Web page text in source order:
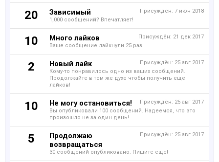
20 Присуждён: 7 июн 2018
Зависимый
1,000 сообщений? Впечатляет!
10 Присуждён: 21 дек 2017
Много лайков
Ваше сообщение лайкнули 25 раз.
2 Присуждён: 25 авг 2017
Новый лайк
Кому-то понравилось одно из ваших сообщений.
Продолжайте в том же духе чтобы получить еще
лайков!
10 Присуждён: 25 авг 2017
Не могу остановиться!
Вы опубликовали 100 сообщений. Надеемся, что это
произошло не за один день!
5 Присуждён: 25 авг 2017
Продолжаю
возвращаться
30 сообщений опубликовано. Пишите еще!